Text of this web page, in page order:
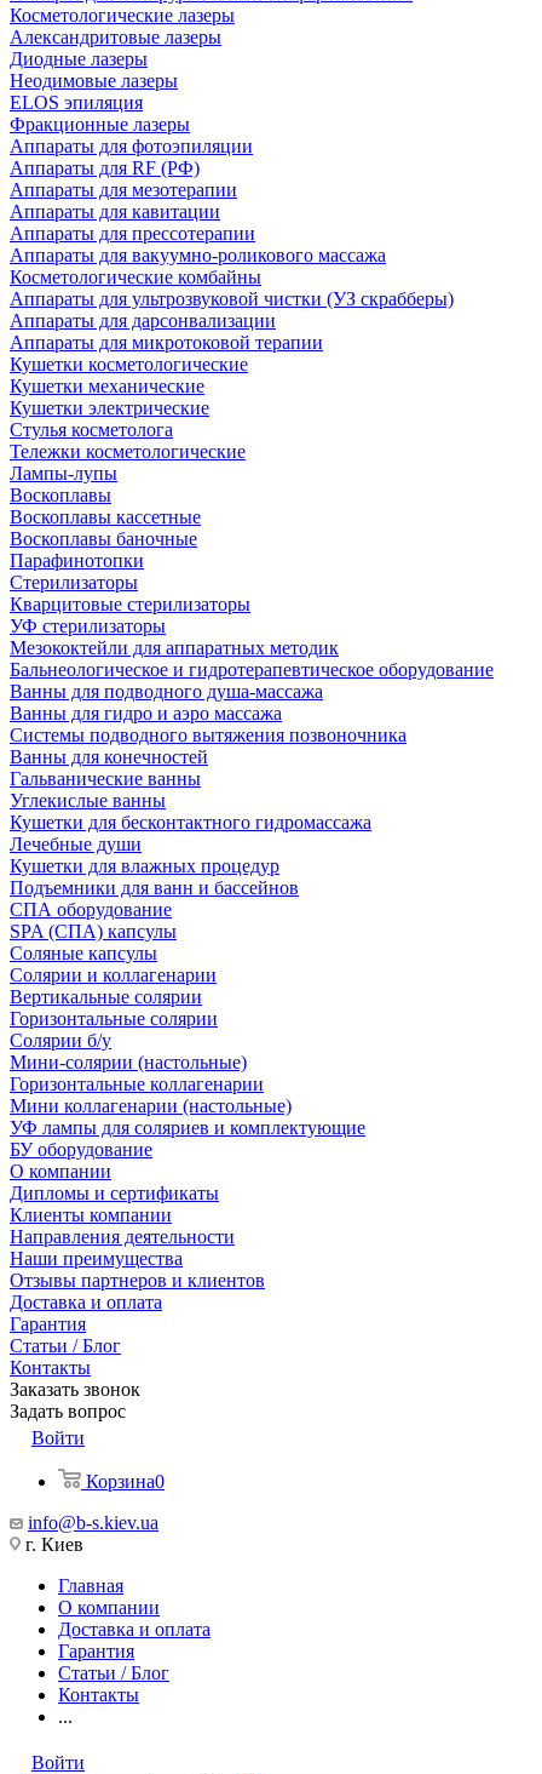
Косметологические лазеры
Александритовые лазеры
Диодные лазеры
Неодимовые лазеры
ELOS эпиляция
Фракционные лазеры
Аппараты для фотоэпиляции
Аппараты для RF (РФ)
Аппараты для мезотерапии
Аппараты для кавитации
Аппараты для прессотерапии
Аппараты для вакуумно-роликового массажа
Косметологические комбайны
Аппараты для ультрозвуковой чистки (УЗ скрабберы)
Аппараты для дарсонвализации
Аппараты для микротоковой терапии
Кушетки косметологические
Кушетки механические
Кушетки электрические
Стулья косметолога
Тележки косметологические
Лампы-лупы
Воскоплавы
Воскоплавы кассетные
Воскоплавы баночные
Парафинотопки
Стерилизаторы
Кварцитовые стерилизаторы
УФ стерилизаторы
Мезококтейли для аппаратных методик
Бальнеологическое и гидротерапевтическое оборудование
Ванны для подводного душа-массажа
Ванны для гидро и аэро массажа
Системы подводного вытяжения позвоночника
Ванны для конечностей
Гальванические ванны
Углекислые ванны
Кушетки для бесконтактного гидромассажа
Лечебные души
Кушетки для влажных процедур
Подъемники для ванн и бассейнов
СПА оборудование
SPA (СПА) капсулы
Соляные капсулы
Солярии и коллагенарии
Вертикальные солярии
Горизонтальные солярии
Солярии б/у
Мини-солярии (настольные)
Горизонтальные коллагенарии
Мини коллагенарии (настольные)
УФ лампы для соляриев и комплектующие
БУ оборудование
О компании
Дипломы и сертификаты
Клиенты компании
Направления деятельности
Наши преимущества
Отзывы партнеров и клиентов
Доставка и оплата
Гарантия
Статьи / Блог
Контакты
Заказать звонок
Задать вопрос
Войти
Корзина0
info@b-s.kiev.ua
г. Киев
Главная
О компании
Доставка и оплата
Гарантия
Статьи / Блог
Контакты
...
Войти